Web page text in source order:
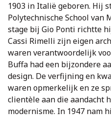
1903 in Italië geboren. Hij
Polytechnische School van
stage bij Gio Ponti richtte
Cassi Rimelli zijn eigen
waren verantwoordelijk
Buffa had een bijzondere
design. De verfijning en
waren opmerkelijk en ze
clientèle aan die aandacht
modernisme. In 1947 nam